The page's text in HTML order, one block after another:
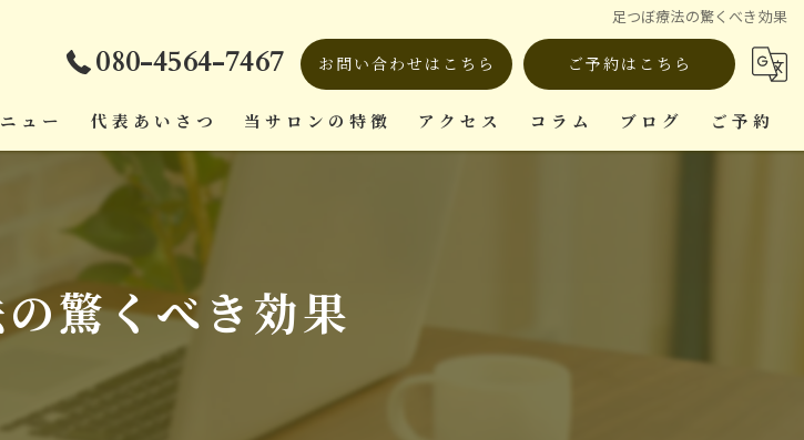
足つぼ療法の驚くべき効果
080-4564-7467 お問い合わせはこちら ご予約はこちら
ュー 代表あいさつ 当サロンの特徴
疲労回復
アクセス コラム ブログ ご予約
驚くべき効果